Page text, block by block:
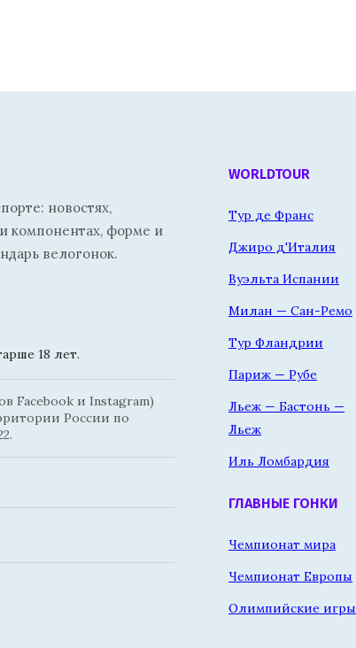
новостях,
компонентах, форме и
велогонок.
18 лет.
Facebook и Instagram)
России по
WORLDTOUR
Тур де Франс
Джиро д'Италия
Вуэльта Испании
Милан — Сан-Ремо
Тур Фландрии
Париж — Рубе
Льеж — Бастонь —
Льеж
Иль Ломбардия
ГЛАВНЫЕ ГОНКИ
Чемпионат мира
Чемпионат Европы
Олимпийские игры